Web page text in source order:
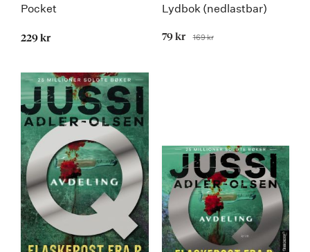
Pocket
229 kr
Lydbok (nedlastbar)
Tilbudspris
79 kr Før
169 kr